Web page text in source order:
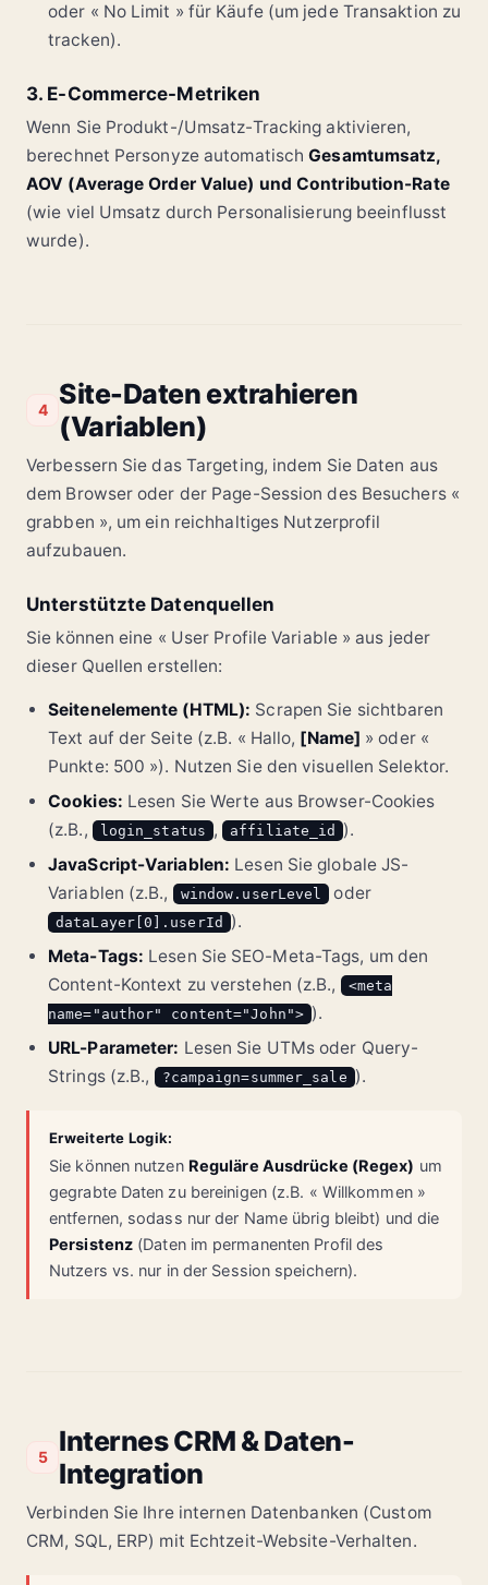
oder « No Limit » für Käufe (um jede Transaktion zu
tracken).
3. E-Commerce-Metriken
Wenn Sie Produkt-/Umsatz-Tracking aktivieren,
berechnet Personyze automatischGesamtumsatz,
AOV (Average Order Value) und Contribution-Rate
(wie viel Umsatz durch Personalisierung beeinflusst
wurde).
4
Site-Daten extrahieren
(Variablen)
Verbessern Sie das Targeting, indem Sie Daten aus
dem Browser oder der Page-Session des Besuchers «
grabben », um ein reichhaltiges Nutzerprofil
aufzubauen.
Unterstützte Datenquellen
Sie können eine « User Profile Variable » aus jeder
dieser Quellen erstellen:
Seitenelemente (HTML): Scrapen Sie sichtbaren
Text auf der Seite (z.B. « Hallo, [Name] » oder «
Punkte: 500 »). Nutzen Sie den visuellen Selektor.
Cookies: Lesen Sie Werte aus Browser-Cookies
(z.B.,
login_status , affiliate_id
).
JavaScript-Variablen: Lesen Sie globale JS-
Variablen (z.B.,
window.userLevel oder
dataLayer[0].userId ).
Meta-Tags: Lesen Sie SEO-Meta-Tags, um den
Content-Kontext zu verstehen (z.B.,
<meta
name="author" content="John"> ).
URL-Parameter: Lesen Sie UTMs oder Query-
Strings (z.B.,
?campaign=summer_sale ).
Erweiterte Logik:
Sie können nutzen Reguläre Ausdrücke (Regex) um
gegrabte Daten zu bereinigen (z.B. « Willkommen »
entfernen, sodass nur der Name übrig bleibt) und die
Persistenz (Daten im permanenten Profil des
Nutzers vs. nur in der Session speichern).
5
Internes CRM & Daten-
Integration
Verbinden Sie Ihre internen Datenbanken (Custom
CRM, SQL, ERP) mit Echtzeit-Website-Verhalten.